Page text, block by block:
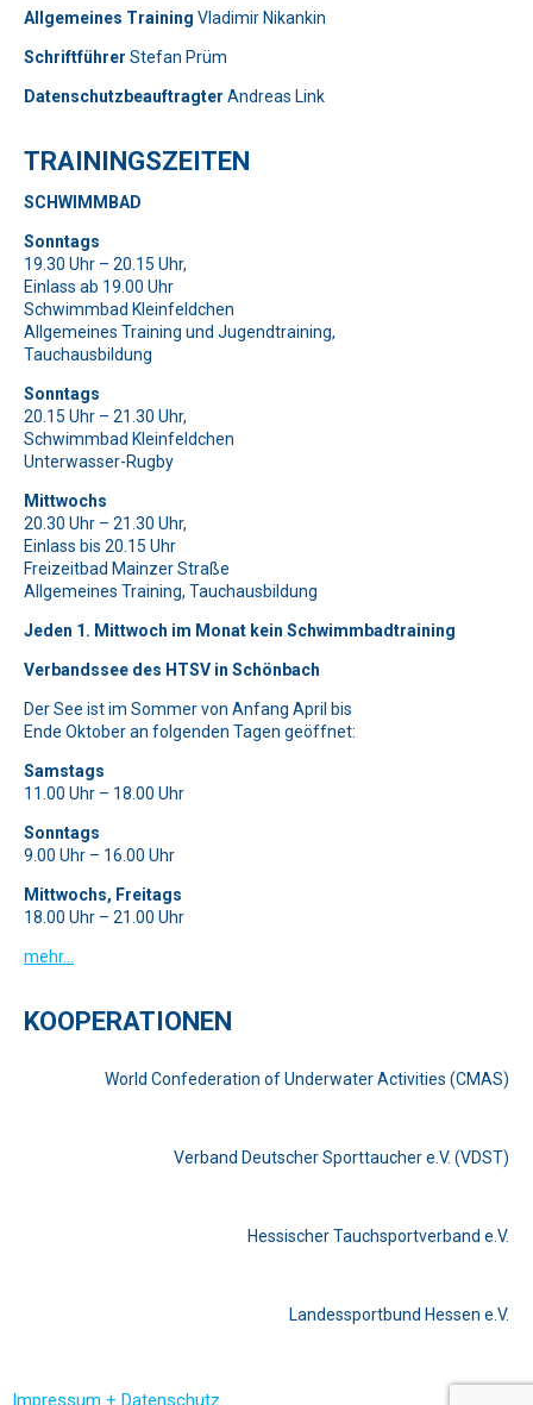
Bitte lasse dieses Feld leer.
Bitte beweise, dass du kein Spambot bist und wähle das
Bitte lasse dieses Feld leer.
Bitte beweise, dass du kein Spambot bist und wähle das
Bitte lasse dieses Feld leer.
Bitte beweise, dass du kein Spambot bist und wähle das
Bitte lasse dieses Feld leer.
Bitte beweise, dass du kein Spambot bist und wähle das
Bitte lasse dieses Feld leer.
Bitte beweise, dass du kein Spambot bist und wähle das
Symbol
Allgemeines Training Vladimir Nikankin
Bitte lasse dieses Feld leer.
Bitte beweise, dass du kein Spambot bist und wähle das
Schriftführer Stefan Prüm
Bitte lasse dieses Feld leer.
Bitte beweise, dass du kein Spambot bist und wähle das
Datenschutzbeauftragter Andreas Link
Bitte lasse dieses Feld leer.
Bitte beweise, dass du kein Spambot bist und wähle das
SymbolHerz.
TRAININGSZEITEN
SCHWIMMBAD
Sonntags
19.30 Uhr – 20.15 Uhr,
Einlass ab 19.00 Uhr
Schwimmbad Kleinfeldchen
Allgemeines Training und Jugendtraining,
Tauchausbildung
Sonntags
20.15 Uhr – 21.30 Uhr,
Schwimmbad Kleinfeldchen
Unterwasser-Rugby
Mittwochs
20.30 Uhr – 21.30 Uhr,
Einlass bis 20.15 Uhr
Freizeitbad Mainzer Straße
Allgemeines Training, Tauchausbildung
Jeden 1. Mittwoch im Monat kein Schwimmbadtraining
Verbandssee des HTSV in Schönbach
Der See ist im Sommer von Anfang April bis
Ende Oktober an folgenden Tagen geöffnet:
Samstags
11.00 Uhr – 18.00 Uhr
Sonntags
9.00 Uhr – 16.00 Uhr
Mittwochs, Freitags
18.00 Uhr – 21.00 Uhr
mehr…
KOOPERATIONEN
World Confederation of Underwater Activities (CMAS)
Verband Deutscher Sporttaucher e.V. (VDST)
Hessischer Tauchsportverband e.V.
Landessportbund Hessen e.V.
Impressum + Datenschutz